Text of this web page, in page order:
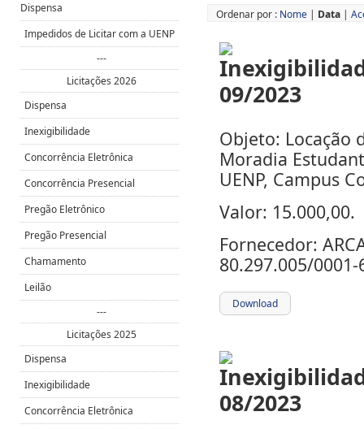
Ordenar por : Nome | Data |
Objeto: Locação
Moradia
UENP, Campus
Valor: 15.000,00.
Fornecedor:
80.297.005/0001-
Download
Dispensa
Impedidos de Licitar com a UENP
---
Licitações 2026
Dispensa
Inexigibilidade
Concorrência Eletrônica
Concorrência Presencial
Pregão Eletrônico
Pregão Presencial
Chamamento
Leilão
---
Licitações 2025
Dispensa
Inexigibilidade
Concorrência Eletrônica